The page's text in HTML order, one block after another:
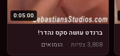
0:05:00
ברנדט עושה סקס נהדר!
3,808 צפיות
· הומואים